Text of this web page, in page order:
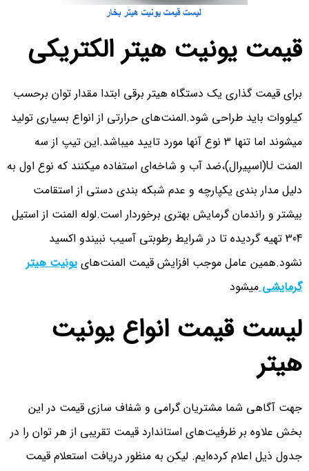
قیمت یونیت هیتر الکتریکی
برای قیمت گذاری یک دستگاه هیتر برقی ابتدا مقدار توان برحسب
کیلووات باید طراحی شود.المنت‌های حرارتی از انواع بسیاری تولید
میشوند اما تنها 3 نوع آنها مورد تایید میباشد.این تیپ از سه
المنت U(اسپیرال)،ضد آب و شاخه‌ای استفاده میکنند که نوع اول به
دلیل مدار بندی یکپارچه و عدم شبکه بندی دستی از استقامت
بیشتر و راندمان گرمایش بهتری برخوردار است.لوله المنت از استیل
304 تهیه گردیده تا در شرایط رطوبتی آسیب نبیندو اکسید
نشود.همین عامل موجب افزایش قیمت المنت‌های یونیت هیتر
گرمایشیمیشود
لیست قیمت انواع یونیت
هیتر
جهت آگاهی شما مشتریان گرامی و شفاف سازی قیمت در این
بخش علاوه بر ظرفیت‌های استاندارد قیمت تقریبی از هر توان را در
جدول ذیل اعلام کرده‌ایم. لیکن به منظور دریافت استعلام قیمت